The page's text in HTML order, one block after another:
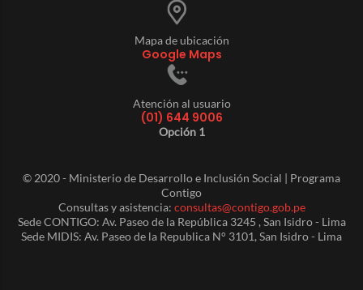
Mapa de ubicación
Google Maps
Atención al usuario
(01) 644 9006
Opción 1
© 2020 - Ministerio de Desarrollo e Inclusión Social | Programa
Contigo
Consultas y asistencia: consultas@contigo.gob.pe
Sede CONTIGO: Av. Paseo de la República 3245 , San Isidro - Lima
Sede MIDIS: Av. Paseo de la Republica N° 3101, San Isidro - Lima